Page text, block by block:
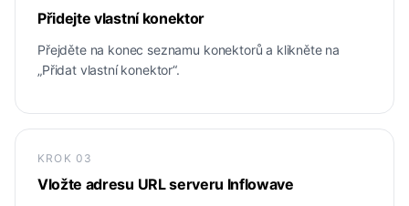
Přidejte vlastní konektor
Přejděte na konec seznamu konektorů a klikněte na
„Přidat vlastní konektor“.
KROK 03
Vložte adresu URL serveru Inflowave